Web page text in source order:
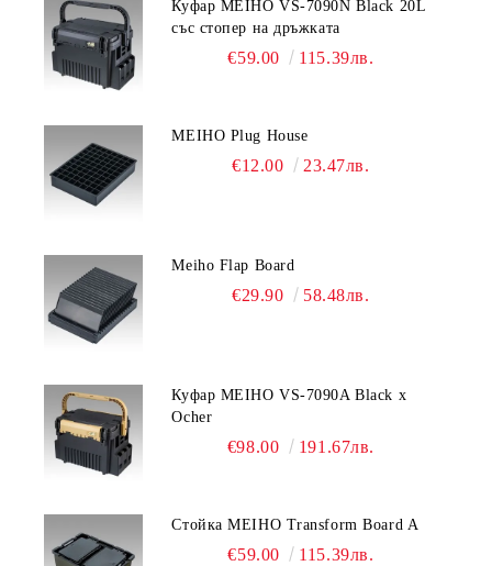
Куфар MEIHO VS-7090N Black 20L
със стопер на дръжката
€59.00 115.39лв.
MEIHO Plug House
€12.00 23.47лв.
Meiho Flap Board
€29.90 58.48лв.
Куфар MEIHO VS-7090A Black x
Ocher
€98.00 191.67лв.
Стойка MEIHO Transform Board A
€59.00 115.39лв.